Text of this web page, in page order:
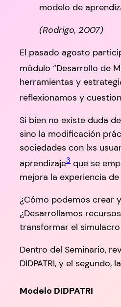
modelo de
(Rodrigo, 2007)
El pasado agosto
módulo “Desarrollo de
herramientas y
reflexionamos y
Si bien no existe duda
sino la modificación
sociedades con lxs
aprendizaje3 que se
mejora la experiencia
¿Cómo podemos crear
¿Desarrollamos
transformar el
Dentro del Seminario,
DIDPATRI, y el
Modelo DIDPATRI